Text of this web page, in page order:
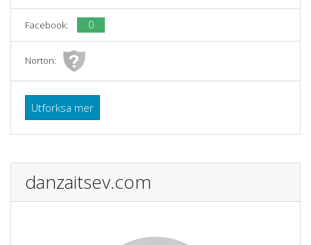
Facebook: 0
Norton:
Utforksa mer
danzaitsev.com